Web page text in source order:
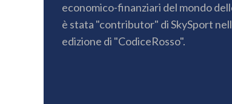
economico-finanziari del mondo
è stata "contributor" di SkySport
edizione di "CodiceRosso".